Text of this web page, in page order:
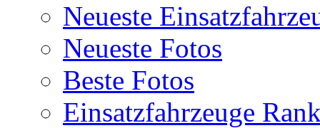
Neueste
Neueste Fotos
Beste Fotos
Einsatzfahrzeuge